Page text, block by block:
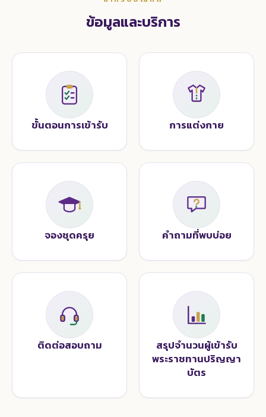
ข้อมูลและบริการ
ขั้นตอนการเข้ารับ การแต่งกาย
จองชุดครุย คำถามที่พบบ่อย
ติดต่อสอบถาม
สรุปจำนวนผู้เข้ารับ
พระราชทานปริญญา
บัตร